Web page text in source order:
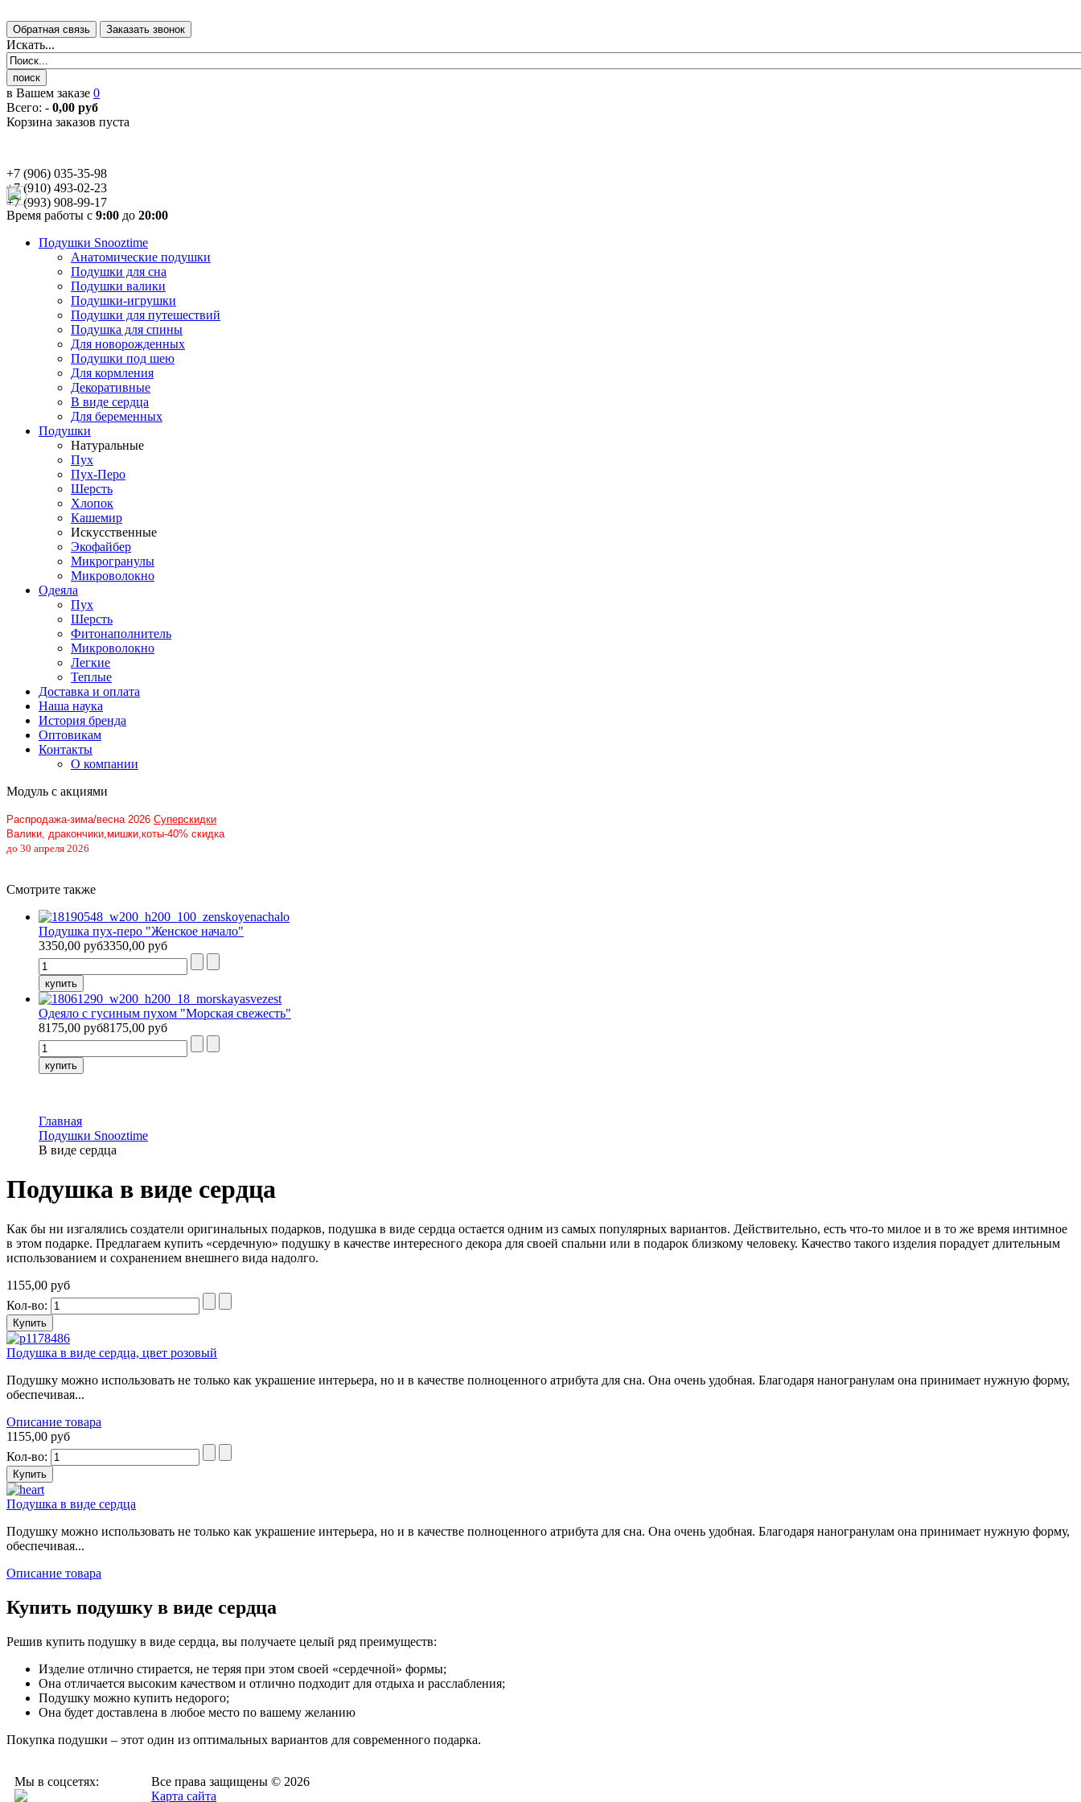
Искать...
в Вашем заказе 0
Всего: - 0,00 руб
Корзина заказов пуста
+7 (906) 035-35-98
+7 (910) 493-02-23
+7 (993) 908-99-17
Время работы с 9:00 до 20:00
Подушки Snooztime
Анатомические подушки
Подушки для сна
Подушки валики
Подушки-игрушки
Подушки для путешествий
Подушка для спины
Для новорожденных
Подушки под шею
Для кормления
Декоративные
В виде сердца
Для беременных
Подушки
Натуральные
Пух
Пух-Перо
Шерсть
Хлопок
Кашемир
Искусственные
Экофайбер
Микрогранулы
Микроволокно
Одеяла
Пух
Шерсть
Фитонаполнитель
Микроволокно
Легкие
Теплые
Доставка и оплата
Наша наука
История бренда
Оптовикам
Контакты
О компании
Модуль с акциями
Распродажа-зима/весна 2026 Суперскидки
Валики, дракончики,мишки,коты-40% скидка
до 30 апреля 2026
Смотрите также
Подушка пух-перо "Женское начало"
3350,00 руб3350,00 руб
Одеяло с гусиным пухом "Морская свежесть"
8175,00 руб8175,00 руб
Главная
Подушки Snooztime
В виде сердца
Подушка в виде сердца
Как бы ни изгалялись создатели оригинальных подарков, подушка в виде сердца остается одним из самых популярных вариантов. Действительно, есть что-то милое и в то же время интимное
в этом подарке. Предлагаем купить «сердечную» подушку в качестве интересного декора для своей спальни или в подарок близкому человеку. Качество такого изделия порадует длительным
использованием и сохранением внешнего вида надолго.
1155,00 руб
Кол-во:
Подушка в виде сердца, цвет розовый
Подушку можно использовать не только как украшение интерьера, но и в качестве полноценного атрибута для сна. Она очень удобная. Благодаря наногранулам она принимает нужную форму,
обеспечивая...
Описание товара
1155,00 руб
Кол-во:
Подушка в виде сердца
Подушку можно использовать не только как украшение интерьера, но и в качестве полноценного атрибута для сна. Она очень удобная. Благодаря наногранулам она принимает нужную форму,
обеспечивая...
Описание товара
Купить подушку в виде сердца
Решив купить подушку в виде сердца, вы получаете целый ряд преимуществ:
Изделие отлично стирается, не теряя при этом своей «сердечной» формы;
Она отличается высоким качеством и отлично подходит для отдыха и расслабления;
Подушку можно купить недорого;
Она будет доставлена в любое место по вашему желанию
Покупка подушки – этот один из оптимальных вариантов для современного подарка.
Мы в соцсетях:
Все права защищены © 2026
Карта сайта